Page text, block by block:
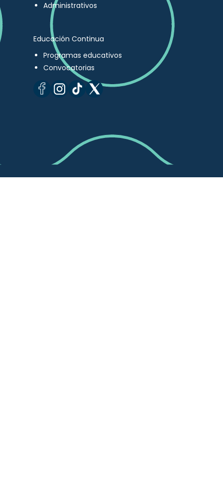
Administrativos
Educación Continua
Programas educativos
Convocatorias